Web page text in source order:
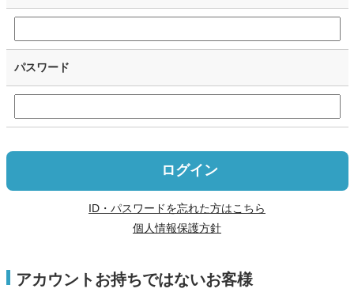
パスワード
ログイン
ID・パスワードを忘れた方はこちら
個人情報保護方針
アカウントお持ちではないお客様